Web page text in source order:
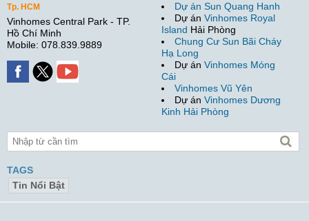
Tp. HCM
Vinhomes Central Park - TP.
Hồ Chí Minh
Mobile: 078.839.9889
Dự án Sun Quang Hanh
Dự án Vinhomes Royal
Island Hải Phòng
Chung Cư Sun Bãi Cháy
Hạ Long
Dự án Vinhomes Móng
Cái
Vinhomes Vũ Yên
Dự án Vinhomes Dương
Kinh Hải Phòng
TAGS
Tin Nổi Bật